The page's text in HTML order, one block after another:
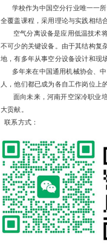
学校作为中国空分行业唯一一
全覆盖课程，采用理论与实践相结
空气分离设备是应用低温技术
不可少的关键设备。由于其结构复
地，有多年从事空分设备设计和现
多年来在中国通用机械协会、
人，他们都已成为各自工作岗位上
面向未来，河南开空深冷职业
大贡献。
联系方式：